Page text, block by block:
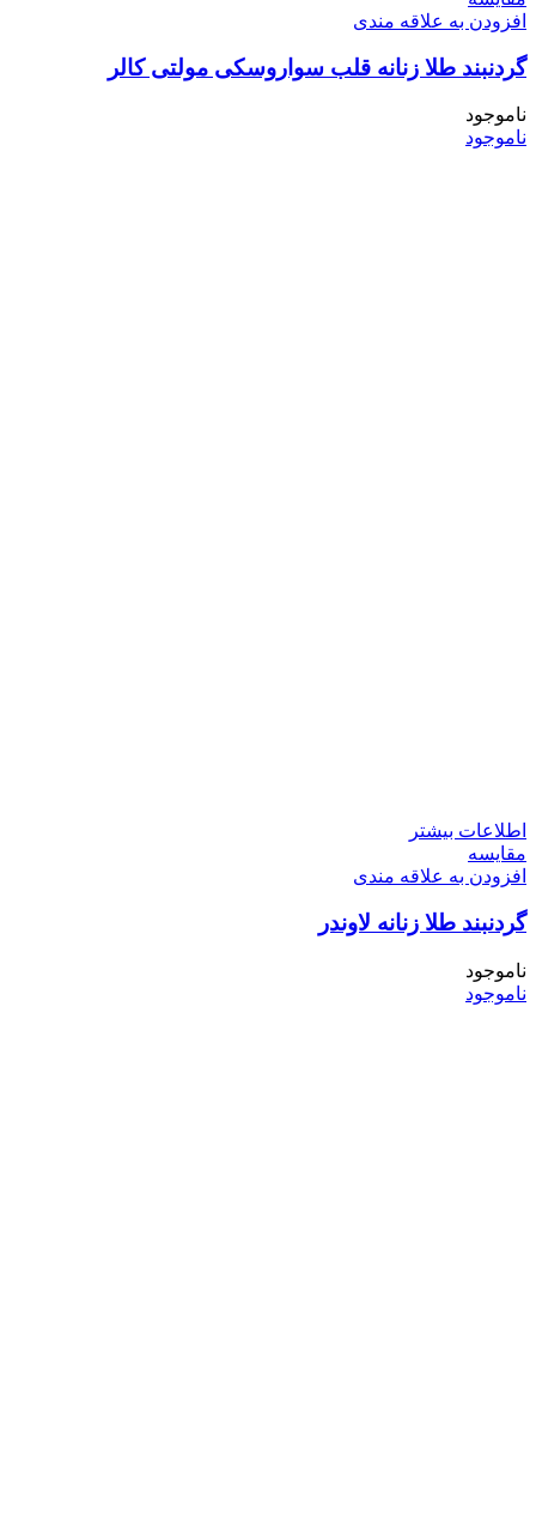
افزودن به علاقه مندی
گردنبند طلا زنانه قلب سواروسکی مولتی کالر
ناموجود
ناموجود
اطلاعات بیشتر
مقایسه
افزودن به علاقه مندی
گردنبند طلا زنانه لاوندر
ناموجود
ناموجود